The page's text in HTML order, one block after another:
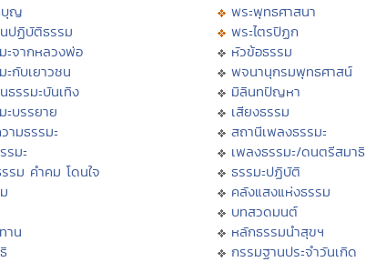
บุญ
ปฏิบัติธรรม
ะจากหลวงพ่อ
ะกับเยาวชน
ธรรมะบันเทิง
ะบรรยาย
ามธรรมะ
รมะ
รม คำคม โดนใจ
าน
พระพุทธศาสนา
พระไตรปิฏก
หัวข้อธรรม
พจนานุกรมพุทธศาสน์
มิลินทปัญหา
เสียงธรรม
สถานีเพลงธรรมะ
เพลงธรรมะ/ดนตรีสมาธิ
ธรรมะปฏิบัติ
คลังแสงแห่งธรรม
บทสวดมนต์
หลักธรรมนำสุขฯ
กรรมฐานประจำวันเกิด